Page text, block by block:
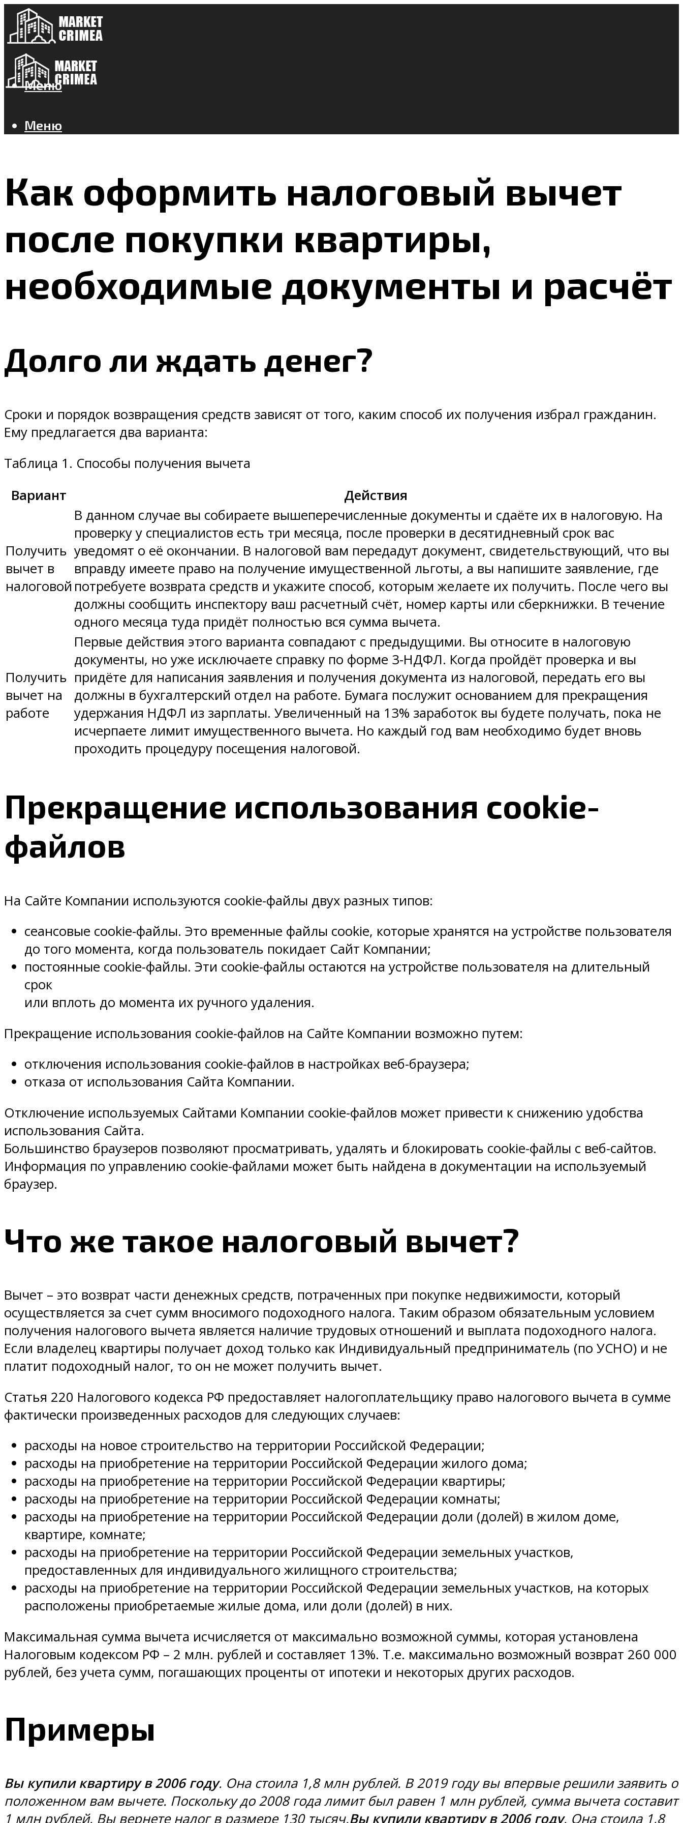
Меню
Меню
Как оформить налоговый вычет
после покупки квартиры,
необходимые документы и расчёт
Долго ли ждать денег?
Сроки и порядок возвращения средств зависят от того, каким способ их получения избрал гражданин.
Ему предлагается два варианта:
Таблица 1. Способы получения вычета
Вариант
Действия
Получить
вычет в
налоговой
В данном случае вы собираете вышеперечисленные документы и сдаёте их в налоговую. На
проверку у специалистов есть три месяца, после проверки в десятидневный срок вас
уведомят о её окончании. В налоговой вам передадут документ, свидетельствующий, что вы
вправду имеете право на получение имущественной льготы, а вы напишите заявление, где
потребуете возврата средств и укажите способ, которым желаете их получить. После чего вы
должны сообщить инспектору ваш расчетный счёт, номер карты или сберкнижки. В течение
одного месяца туда придёт полностью вся сумма вычета.
Получить
вычет на
работе
Первые действия этого варианта совпадают с предыдущими. Вы относите в налоговую
документы, но уже исключаете справку по форме 3-НДФЛ. Когда пройдёт проверка и вы
придёте для написания заявления и получения документа из налоговой, передать его вы
должны в бухгалтерский отдел на работе. Бумага послужит основанием для прекращения
удержания НДФЛ из зарплаты. Увеличенный на 13% заработок вы будете получать, пока не
исчерпаете лимит имущественного вычета. Но каждый год вам необходимо будет вновь
проходить процедуру посещения налоговой.
Прекращение использования cookie-
файлов
На Сайте Компании используются cookie-файлы двух разных типов:
сеансовые cookie-файлы. Это временные файлы cookie, которые хранятся на устройстве пользователя
до того момента, когда пользователь покидает Сайт Компании;
постоянные cookie-файлы. Эти cookie-файлы остаются на устройстве пользователя на длительный
срок
или вплоть до момента их ручного удаления.
Прекращение использования cookie-файлов на Сайте Компании возможно путем:
отключения использования cookie-файлов в настройках веб-браузера;
отказа от использования Сайта Компании.
Отключение используемых Сайтами Компании cookie-файлов может привести к снижению удобства
использования Сайта.
Большинство браузеров позволяют просматривать, удалять и блокировать cookie-файлы c веб-сайтов.
Информация по управлению cookie-файлами может быть найдена в документации на используемый
браузер.
Что же такое налоговый вычет?
Вычет – это возврат части денежных средств, потраченных при покупке недвижимости, который
осуществляется за счет сумм вносимого подоходного налога. Таким образом обязательным условием
получения налогового вычета является наличие трудовых отношений и выплата подоходного налога.
Если владелец квартиры получает доход только как Индивидуальный предприниматель (по УСНО) и не
платит подоходный налог, то он не может получить вычет.
Статья 220 Налогового кодекса РФ предоставляет налогоплательщику право налогового вычета в сумме
фактически произведенных расходов для следующих случаев:
расходы на новое строительство на территории Российской Федерации;
расходы на приобретение на территории Российской Федерации жилого дома;
расходы на приобретение на территории Российской Федерации квартиры;
расходы на приобретение на территории Российской Федерации комнаты;
расходы на приобретение на территории Российской Федерации доли (долей) в жилом доме,
квартире, комнате;
расходы на приобретение на территории Российской Федерации земельных участков,
предоставленных для индивидуального жилищного строительства;
расходы на приобретение на территории Российской Федерации земельных участков, на которых
расположены приобретаемые жилые дома, или доли (долей) в них.
Максимальная сумма вычета исчисляется от максимально возможной суммы, которая установлена
Налоговым кодексом РФ – 2 млн. рублей и составляет 13%. Т.е. максимально возможный возврат 260 000
рублей, без учета сумм, погашающих проценты от ипотеки и некоторых других расходов.
Примеры
Вы купили квартиру в 2006 году. Она стоила 1,8 млн рублей. В 2019 году вы впервые решили заявить о
положенном вам вычете. Поскольку до 2008 года лимит был равен 1 млн рублей, сумма вычета составит
1 млн рублей. Вы вернете налог в размере 130 тысяч.Вы купили квартиру в 2006 году. Она стоила 1,8